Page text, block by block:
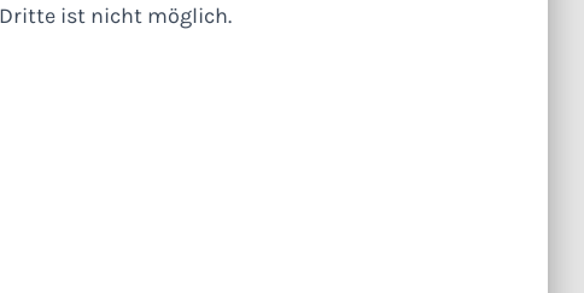
ist nicht möglich.